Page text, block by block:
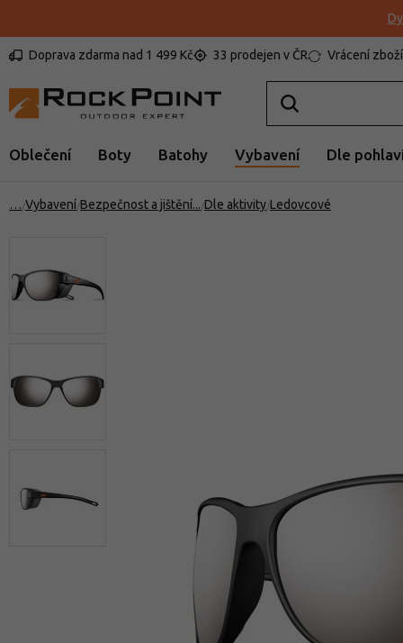
Doprava zdarma nad 1 499 Kč 33 prodejen v ČR Vrácení
Oblečení Boty Batohy Vybavení Dle
… Vybavení Bezpečnost a jištění Dle aktivity Ledovcové